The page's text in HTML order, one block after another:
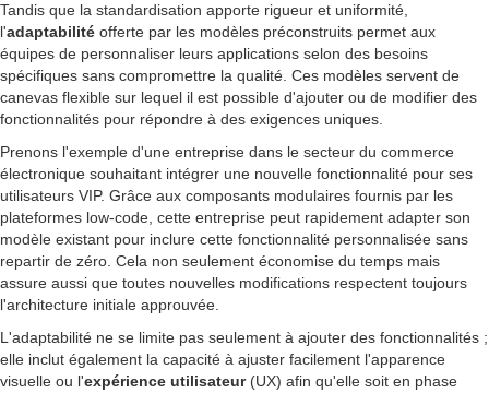
Tandis que la standardisation apporte rigueur et uniformité,
l'adaptabilité offerte par les modèles préconstruits permet aux
équipes de personnaliser leurs applications selon des besoins
spécifiques sans compromettre la qualité. Ces modèles servent de
canevas flexible sur lequel il est possible d'ajouter ou de modifier des
fonctionnalités pour répondre à des exigences uniques.
Prenons l'exemple d'une entreprise dans le secteur du commerce
électronique souhaitant intégrer une nouvelle fonctionnalité pour ses
utilisateurs VIP. Grâce aux composants modulaires fournis par les
plateformes low-code, cette entreprise peut rapidement adapter son
modèle existant pour inclure cette fonctionnalité personnalisée sans
repartir de zéro. Cela non seulement économise du temps mais
assure aussi que toutes nouvelles modifications respectent toujours
l'architecture initiale approuvée.
L'adaptabilité ne se limite pas seulement à ajouter des fonctionnalités ;
elle inclut également la capacité à ajuster facilement l'apparence
visuelle ou l'expérience utilisateur(UX) afin qu'elle soit en phase